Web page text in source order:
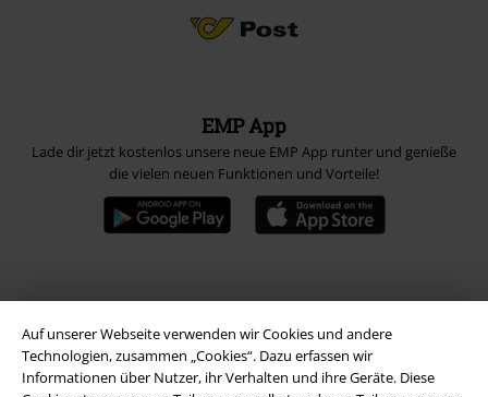
Auf unserer Webseite verwenden wir Cookies und andere
Technologien, zusammen „Cookies“. Dazu erfassen wir
Informationen über Nutzer, ihr Verhalten und ihre Geräte. Diese
EMP App
Lade dir jetzt kostenlos unsere neue EMP App runter und genieße
die vielen neuen Funktionen und Vorteile!
A Warner Music Group Company